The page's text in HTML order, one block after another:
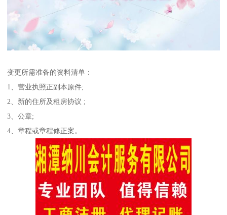
变更所需准备的资料清单：
1、营业执照正副本原件;
2、新的住所及租房协议 ;
3、公章;
4、章程或章程修正案。